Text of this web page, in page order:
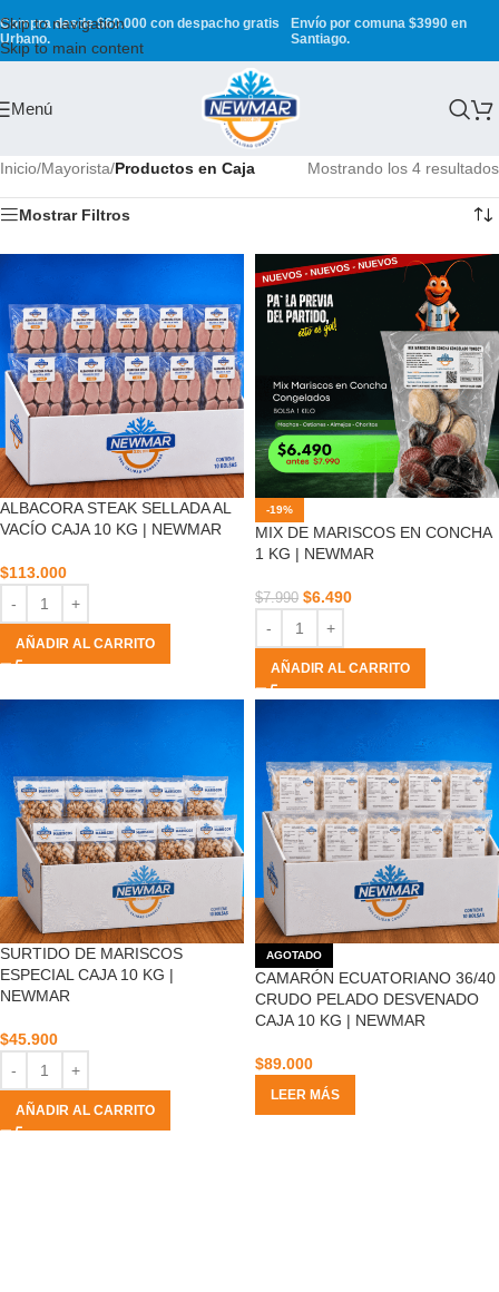
Skip to navigation
Skip to main content
Compra desde $60.000 con despacho gratis
Urbano.
Envío por comuna $3990 en
Santiago.
Menú
Inicio/Mayorista/Productos en Caja Mostrando los 4 resultados
Mostrar Filtros
ALBACORA STEAK SELLADA AL
VACÍO CAJA 10 KG | NEWMAR
$113.000
AÑADIR AL CARRITO
-19%
MIX DE MARISCOS EN CONCHA
1 KG | NEWMAR
$7.990 $6.490
AÑADIR AL CARRITO
SURTIDO DE MARISCOS
ESPECIAL CAJA 10 KG |
NEWMAR
$45.900
AÑADIR AL CARRITO
AGOTADO
CAMARÓN ECUATORIANO 36/40
CRUDO PELADO DESVENADO
CAJA 10 KG | NEWMAR
$89.000
LEER MÁS